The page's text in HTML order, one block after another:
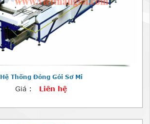
Hệ Thống Đóng Gói Sơ Mi
Giá : Liên hệ